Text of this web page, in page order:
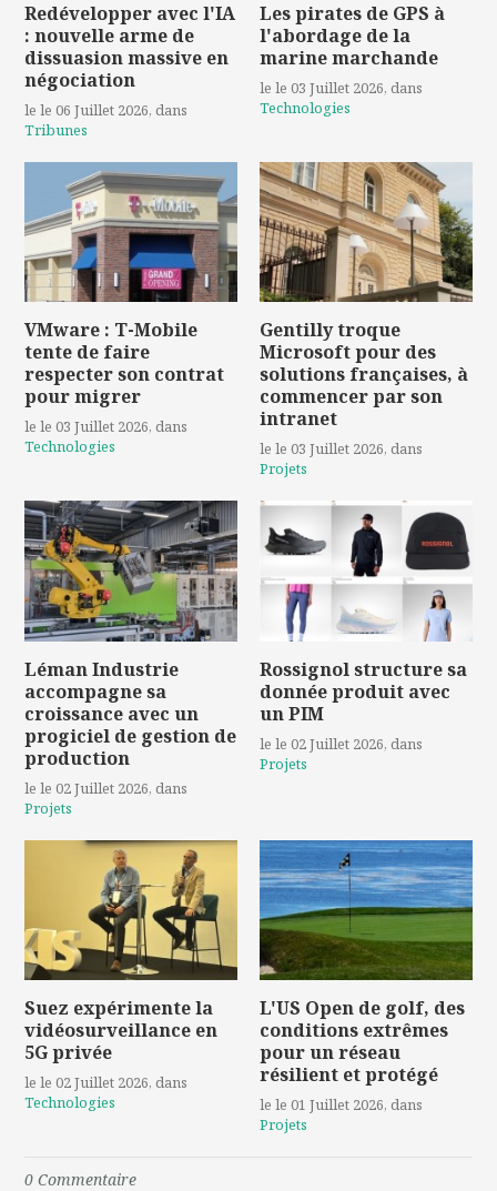
Redévelopper avec l'IA
: nouvelle arme de
dissuasion massive en
négociation
le le 06 Juillet 2026, dans
Tribunes
Les pirates de GPS à
l'abordage de la
marine marchande
le le 03 Juillet 2026, dans
Technologies
VMware : T-Mobile
tente de faire
respecter son contrat
pour migrer
le le 03 Juillet 2026, dans
Technologies
Gentilly troque
Microsoft pour des
solutions françaises, à
commencer par son
intranet
le le 03 Juillet 2026, dans
Projets
Léman Industrie
accompagne sa
croissance avec un
progiciel de gestion de
production
le le 02 Juillet 2026, dans
Projets
Rossignol structure sa
donnée produit avec
un PIM
le le 02 Juillet 2026, dans
Projets
Suez expérimente la
vidéosurveillance en
5G privée
le le 02 Juillet 2026, dans
Technologies
L'US Open de golf, des
conditions extrêmes
pour un réseau
résilient et protégé
le le 01 Juillet 2026, dans
Projets
0 Commentaire